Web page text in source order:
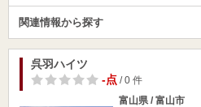
関連情報から探す
呉羽ハイツ
-点/ 0 件
富山県 / 富山市